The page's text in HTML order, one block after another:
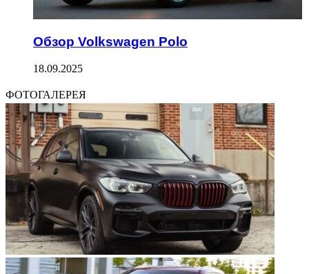
Обзор Volkswagen Polo
18.09.2025
ФОТОГАЛЕРЕЯ